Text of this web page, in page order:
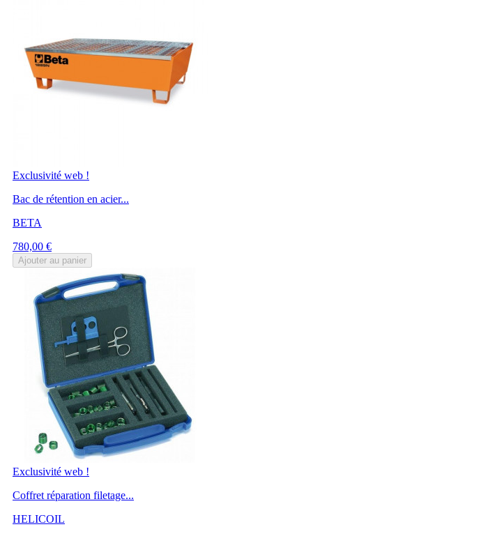
Exclusivité web !
Bac de rétention en acier...
BETA
Prix
780,00 €
Ajouter au panier
Exclusivité web !
Coffret réparation filetage...
HELICOIL